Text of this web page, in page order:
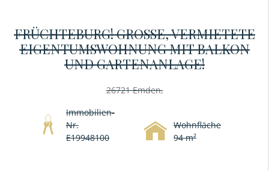
FRÜCHTEBURG! GROSSE, VERMIETETE E
IGENTUMSWOHNUNG MIT BALKON U
ND GARTENANLAGE!
26721 Emden,
Immobilien-
Nr.
E19948100
Wohnfläche
94 m²